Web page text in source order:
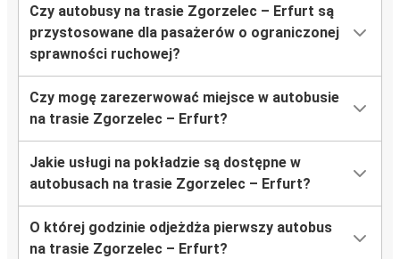
Czy autobusy na trasie Zgorzelec – Erfurt są
przystosowane dla pasażerów o ograniczonej
sprawności ruchowej?
Czy mogę zarezerwować miejsce w autobusie
na trasie Zgorzelec – Erfurt?
Jakie usługi na pokładzie są dostępne w
autobusach na trasie Zgorzelec – Erfurt?
O której godzinie odjeżdża pierwszy autobus
na trasie Zgorzelec – Erfurt?